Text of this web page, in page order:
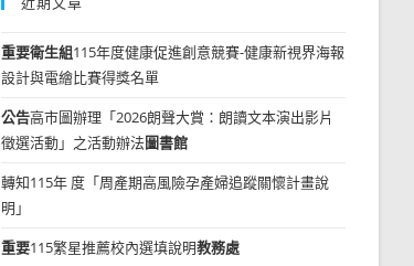
重要衛生組115年度健康促進創意競賽-健康新視界海報
設計與電繪比賽得獎名單
公告高市圖辦理「2026朗聲大賞：朗讀文本演出影片
徵選活動」之活動辦法圖書館
轉知115年 度「周產期高風險孕產婦追蹤關懷計畫說
明」
重要115繁星推薦校內選填說明教務處